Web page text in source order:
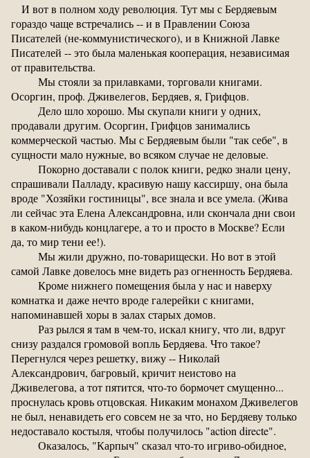
И вот в полном ходу революция. Тут мы с Бердяевым
гораздо чаще встречались -- и в Правлении Союза
Писателей (не-коммунистического), и в Книжной Лавке
Писателей -- это была маленькая кооперация, независимая
от правительства.
Мы стояли за прилавками, торговали книгами.
Осоргин, проф. Дживелегов, Бердяев, я, Грифцов.
Дело шло хорошо. Мы скупали книги у одних,
продавали другим. Осоргин, Грифцов занимались
коммерческой частью. Мы с Бердяевым были "так себе", в
сущности мало нужные, во всяком случае не деловые.
Покорно доставали с полок книги, редко знали цену,
спрашивали Палладу, красивую нашу кассиршу, она была
вроде "Хозяйки гостиницы", все знала и все умела. (Жива
ли сейчас эта Елена Александровна, или скончала дни свои
в каком-нибудь концлагере, а то и просто в Москве? Если
да, то мир тени ее!).
Мы жили дружно, по-товарищески. Но вот в этой
самой Лавке довелось мне видеть раз огненность Бердяева.
Кроме нижнего помещения была у нас и наверху
комнатка и даже нечто вроде галерейки с книгами,
напоминавшей хоры в залах старых домов.
Раз рылся я там в чем-то, искал книгу, что ли, вдруг
снизу раздался громовой вопль Бердяева. Что такое?
Перегнулся через решетку, вижу -- Николай
Александрович, багровый, кричит неистово на
Дживелегова, а тот пятится, что-то бормочет смущенно...
проснулась кровь отцовская. Никаким монахом Дживелегов
не был, ненавидеть его совсем не за что, но Бердяеву только
недоставало костыля, чтобы получилось "action directe".
Оказалось, "Карпыч" сказал что-то игриво-обидное,